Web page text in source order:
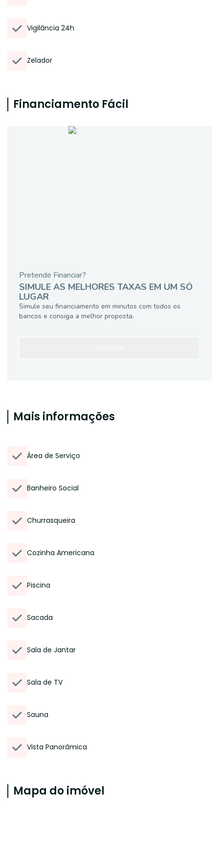
Vigilância 24h
Zelador
Financiamento Fácil
Pretende Financiar?
SIMULE AS MELHORES TAXAS EM UM SÓ
LUGAR
Simule seu financiamento em minutos com todos os
bancos e consiga a melhor proposta.
Mais informações
Área de Serviço
Banheiro Social
Churrasqueira
Cozinha Americana
Piscina
Sacada
Sala de Jantar
Sala de TV
Sauna
Vista Panorâmica
Mapa do imóvel